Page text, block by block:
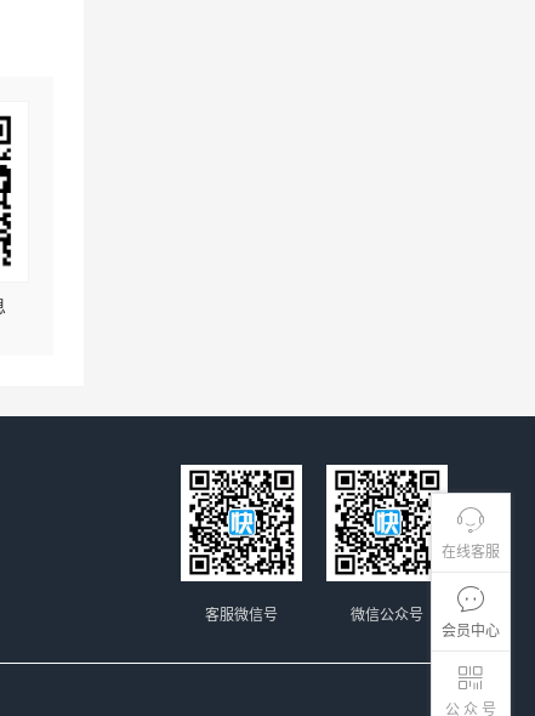
在线客服
会员中心
公 众 号
微信公众号
客服微信号